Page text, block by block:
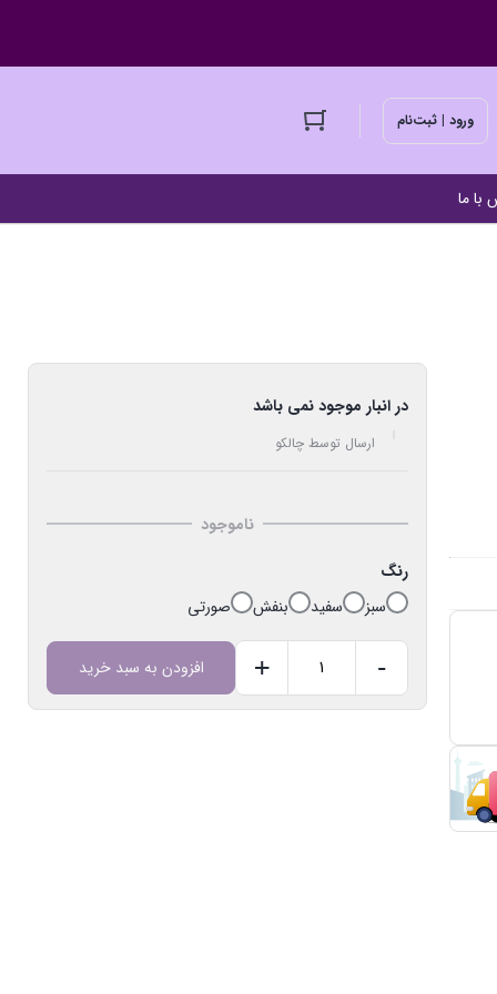
ورود | ثبت‌نام
با ما
در انبار موجود نمی باشد
ارسال توسط چالکو
ناموجود
رنگ
سبز
سفید بنفش صورتی
-
+ افزودن به سبد خرید